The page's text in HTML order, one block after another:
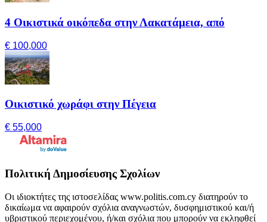
4 Οικιστικά οικόπεδα στην Λακατάμεια, από
€ 100,000
Οικιστικό χωράφι στην Πέγεια
€ 55,000
Πολιτική Δημοσίευσης Σχολίων
Οι ιδιοκτήτες της ιστοσελίδας www.politis.com.cy διατηρούν το
δικαίωμα να αφαιρούν σχόλια αναγνωστών, δυσφημιστικού και/ή
υβριστικού περιεχομένου, ή/και σχόλια που μπορούν να εκληφθεί